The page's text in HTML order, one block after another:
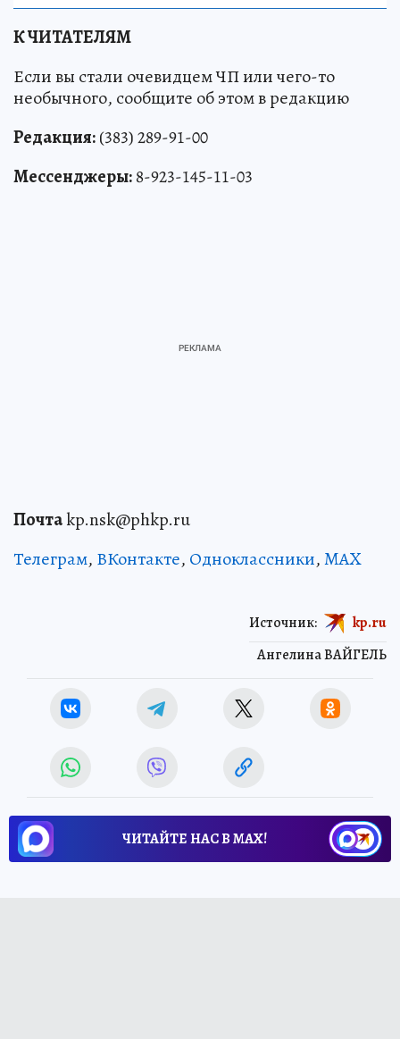
К ЧИТАТЕЛЯМ
Если вы стали очевидцем ЧП или чего-то
необычного, сообщите об этом в редакцию
Редакция:(383) 289-91-00
Мессенджеры:8-923-145-11-03
Почтаkp.nsk@phkp.ru
Телеграм, ВКонтакте, Одноклассники,MAX
Ангелина ВАЙГЕЛЬ
Источник: kp.ru
ЧИТАЙТЕ НАС В МАХ!